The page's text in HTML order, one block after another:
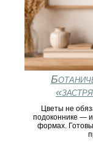
Цветы не
подоконнике —
формах.